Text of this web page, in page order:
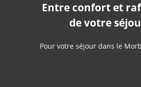
Entre confort et
de votre
Pour votre séjour dans le